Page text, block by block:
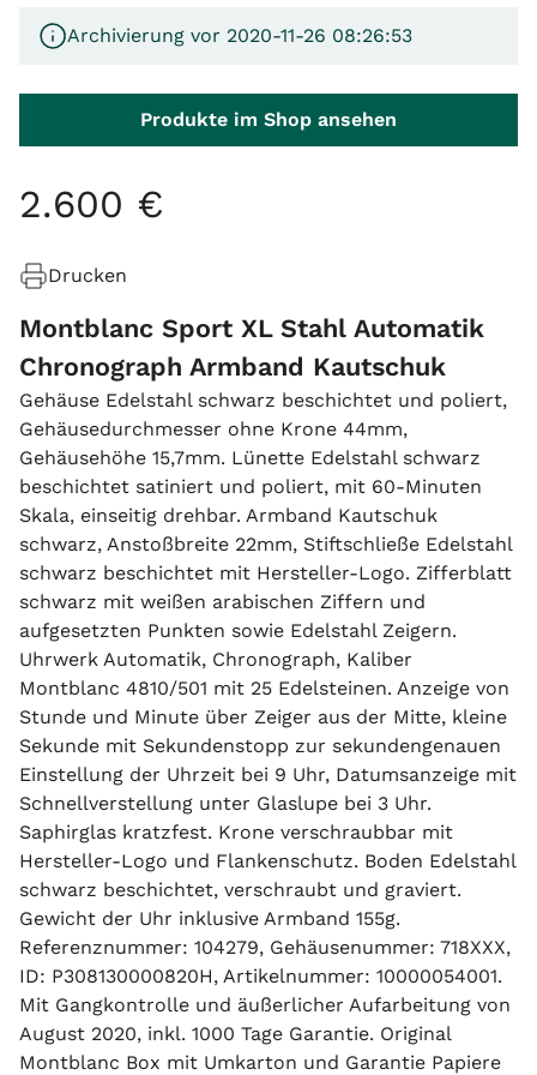
Archivierung vor 2020-11-26 08:26:53
Produkte im Shop ansehen
2.600 €
Drucken
Montblanc Sport XL Stahl Automatik
Chronograph Armband Kautschuk
Gehäuse Edelstahl schwarz beschichtet und poliert,
Gehäusedurchmesser ohne Krone 44mm,
Gehäusehöhe 15,7mm. Lünette Edelstahl schwarz
beschichtet satiniert und poliert, mit 60-Minuten
Skala, einseitig drehbar. Armband Kautschuk
schwarz, Anstoßbreite 22mm, Stiftschließe Edelstahl
schwarz beschichtet mit Hersteller-Logo. Zifferblatt
schwarz mit weißen arabischen Ziffern und
aufgesetzten Punkten sowie Edelstahl Zeigern.
Uhrwerk Automatik, Chronograph, Kaliber
Montblanc 4810/501 mit 25 Edelsteinen. Anzeige von
Stunde und Minute über Zeiger aus der Mitte, kleine
Sekunde mit Sekundenstopp zur sekundengenauen
Einstellung der Uhrzeit bei 9 Uhr, Datumsanzeige mit
Schnellverstellung unter Glaslupe bei 3 Uhr.
Saphirglas kratzfest. Krone verschraubbar mit
Hersteller-Logo und Flankenschutz. Boden Edelstahl
schwarz beschichtet, verschraubt und graviert.
Gewicht der Uhr inklusive Armband 155g.
Referenznummer: 104279, Gehäusenummer: 718XXX,
ID: P308130000820H, Artikelnummer: 10000054001.
Mit Gangkontrolle und äußerlicher Aufarbeitung von
August 2020, inkl. 1000 Tage Garantie. Original
Montblanc Box mit Umkarton und Garantie Papiere